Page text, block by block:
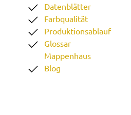
Datenblätter
Farbqualität
Produktionsablauf
Glossar
Mappenhaus
Blog